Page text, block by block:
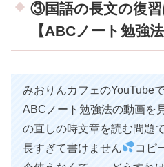
③国語の長文の復
【ABCノート勉強法
みおりんカフェのYouTube
ABCノート勉強法の動画を
の直しの時文章を読む問題
長すぎて書けません
コピ